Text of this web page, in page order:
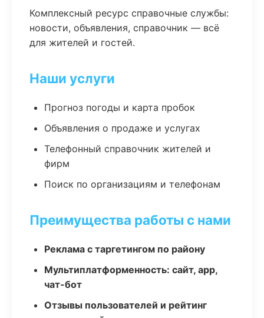
Комплексный ресурс справочные службы:
новости, объявления, справочник — всё
для жителей и гостей.
Наши услуги
Прогноз погоды и карта пробок
Объявления о продаже и услугах
Телефонный справочник жителей и
фирм
Поиск по организациям и телефонам
Преимущества работы с нами
Реклама с таргетингом по району
Мультиплатформенность: сайт, app,
чат-бот
Отзывы пользователей и рейтинг